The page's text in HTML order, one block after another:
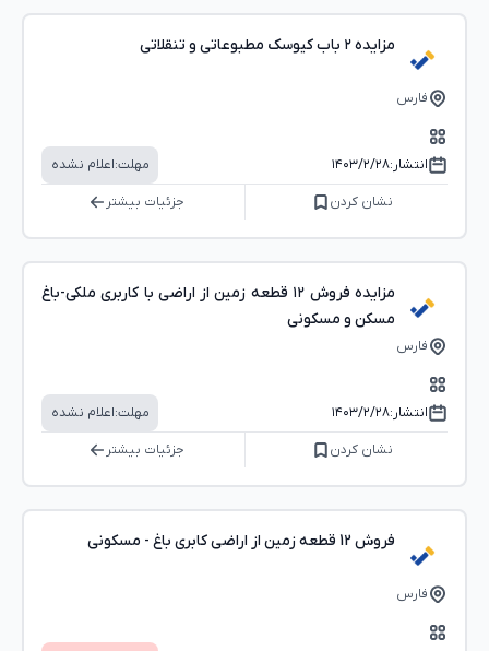
مزایده ۲ باب کیوسک مطبوعاتی و تنقلاتی
فارس
انتشار:۱۴۰۳/۲/۲۸ مهلت:اعلام نشده
نشان کردن جزئیات بیشتر
مزایده فروش ۱۲ قطعه زمین از اراضی با کاربری ملکی-باغ
مسکن و مسکونی
فارس
انتشار:۱۴۰۳/۲/۲۸ مهلت:اعلام نشده
نشان کردن جزئیات بیشتر
فروش 12 قطعه زمین از اراضی کابری باغ - مسکونی
فارس